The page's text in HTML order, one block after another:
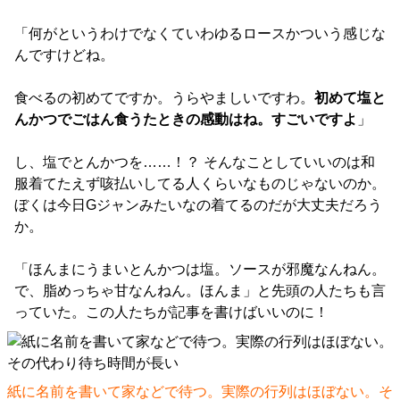
「何がというわけでなくていわゆるロースかついう感じな
んですけどね。
食べるの初めてですか。うらやましいですわ。 初めて塩と
んかつでごはん食うたときの感動はね。すごいですよ 」
し、塩でとんかつを……！？ そんなことしていいのは和
服着てたえず咳払いしてる人くらいなものじゃないのか。
ぼくは今日Gジャンみたいなの着てるのだが大丈夫だろう
か。
「ほんまにうまいとんかつは塩。ソースが邪魔なんねん。
で、脂めっちゃ甘なんねん。ほんま」と先頭の人たちも言
っていた。この人たちが記事を書けばいいのに！
紙に名前を書いて家などで待つ。実際の行列はほぼない。そ